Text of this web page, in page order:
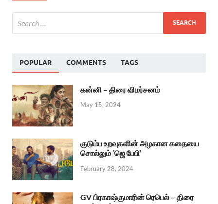
POPULAR COMMENTS TAGS
கன்னி – திரை விமர்சனம்
May 15, 2024
குடும்ப உறவுகளின் அழகான கதையை
சொல்லும் ‘ஜெ பேபி’
February 28, 2024
GV பிரகாஷ்குமாரின் ரெபெல் – திரை